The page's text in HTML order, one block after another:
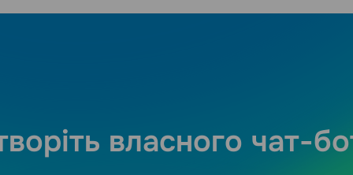
власного чат-